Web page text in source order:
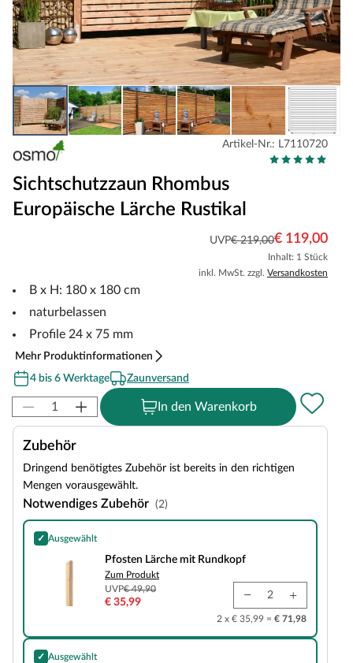
Artikel-Nr.: L7110720
Sichtschutzzaun Rhombus
Europäische Lärche Rustikal
UVP€ 219,00€ 119,00
Inhalt: 1 Stück
inkl. MwSt. zzgl. Versandkosten
B x H: 180 x 180 cm
naturbelassen
Profile 24 x 75 mm
Mehr Produktinformationen
4 bis 6 Werktage
Zaunversand
In den Warenkorb
Zubehör
Dringend benötigtes Zubehör ist bereits in den richtigen
Mengen vorausgewählt.
Notwendiges Zubehör (2)
✓ Ausgewählt
Pfosten Lärche mit Rundkopf
Pfosten Lärche mit Rundkopf
Zum Produkt
UVP€ 49,90
€ 35,99
2 x € 35,99 = € 71,98
✓ Ausgewählt